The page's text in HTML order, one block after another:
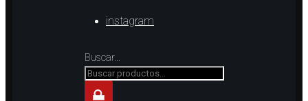
instagram
Buscar...